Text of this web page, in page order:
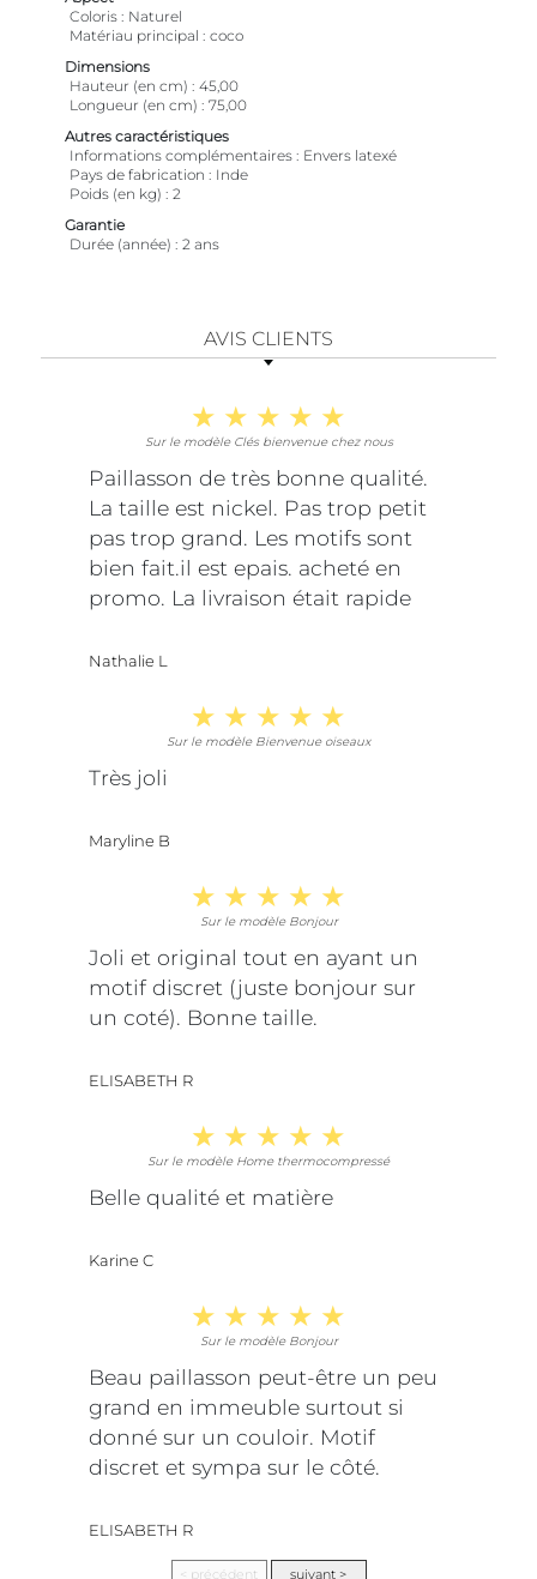
Coloris
Naturel
Matériau principal
coco
Dimensions
Hauteur (en cm)
45,00
Longueur (en cm)
75,00
Autres caractéristiques
Informations complémentaires
Envers latexé
Pays de fabrication
Inde
Poids (en kg)
2
Garantie
Durée (année)
2 ans
AVIS CLIENTS
Sur le modèle Clés bienvenue chez nous
Paillasson de très bonne qualité.
La taille est nickel. Pas trop petit
pas trop grand. Les motifs sont
bien fait.il est epais. acheté en
promo. La livraison était rapide
Nathalie L
Sur le modèle Bienvenue oiseaux
Très joli
Maryline B
Sur le modèle Bonjour
Joli et original tout en ayant un
motif discret (juste bonjour sur
un coté). Bonne taille.
ELISABETH R
Sur le modèle Home thermocompressé
Belle qualité et matière
Karine C
Sur le modèle Bonjour
Beau paillasson peut-être un peu
grand en immeuble surtout si
donné sur un couloir. Motif
discret et sympa sur le côté.
ELISABETH R